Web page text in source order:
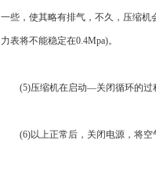
一些，使其略有排气，不久，压缩
力表将不能稳定在0.4Mpa)。
(5)压缩机在启动—关闭循环的过程
(6)以上正常后，关闭电源，将空